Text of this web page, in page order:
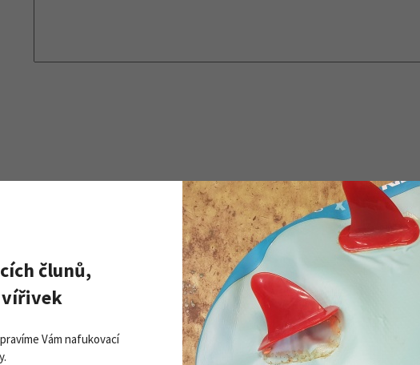
Zobrazit všechny novinky
Viking nově v naší
2026
PŘIHLASTE
Získejte přehled o
Přihlašte se k
člunů,
vířivek
Vám nafukovací